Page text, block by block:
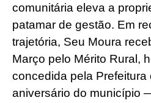
comunitária eleva a
patamar de gestão. Em
trajetória, Seu Moura
Março pelo Mérito Rural,
concedida pela Prefeitura
aniversário do município